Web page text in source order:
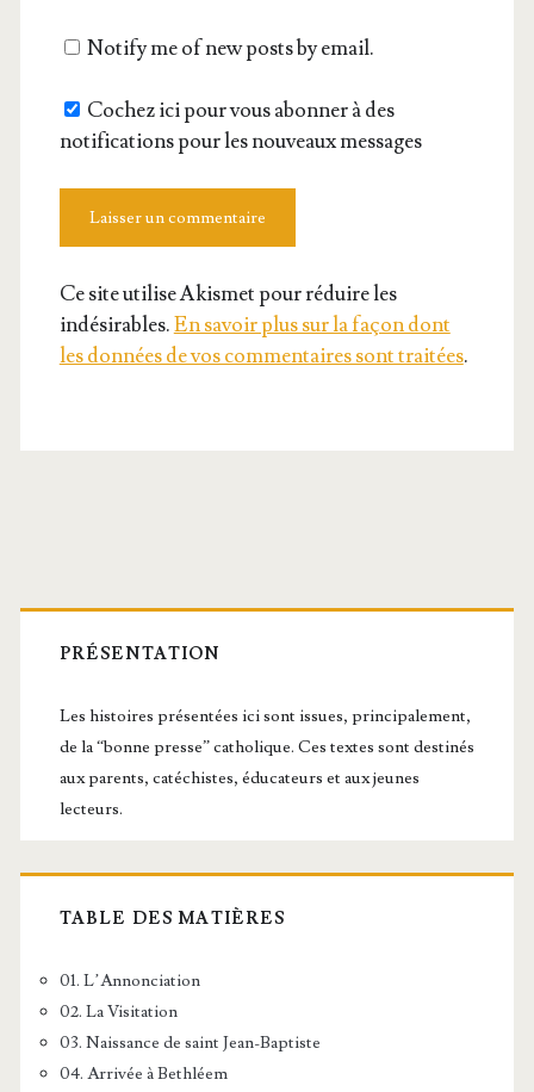
Notify me of new posts by email.
Cochez ici pour vous abonner à des
notifications pour les nouveaux messages
Ce site utilise Akismet pour réduire les
indésirables.En savoir plus sur la façon dont
les données de vos commentaires sont traitées.
Barre
latérale
principale
PRÉSENTATION
Les histoires présentées ici sont issues, principalement,
de la “bonne presse” catholique. Ces textes sont destinés
aux parents, catéchistes, éducateurs et aux jeunes
lecteurs.
TABLE DES MATIÈRES
01. L’Annonciation
02. La Visitation
03. Naissance de saint Jean-Baptiste
04. Arrivée à Bethléem